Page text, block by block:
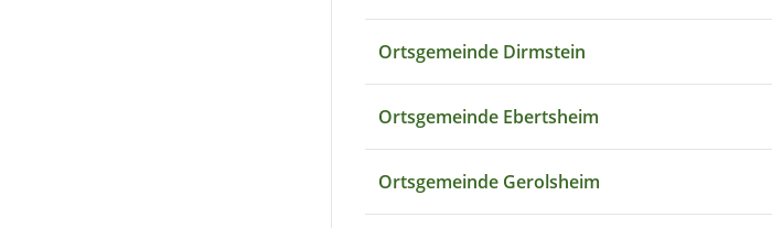
Ortsgemeinde Dirmstein
Ortsgemeinde Ebertsheim
Ortsgemeinde Gerolsheim